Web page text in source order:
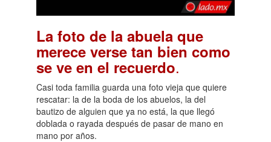
La foto de la abuela que
merece verse tan bien como
se ve en el recuerdo.
Casi toda familia guarda una foto vieja que quiere
rescatar: la de la boda de los abuelos, la del
bautizo de alguien que ya no está, la que llegó
doblada o rayada después de pasar de mano en
mano por años.